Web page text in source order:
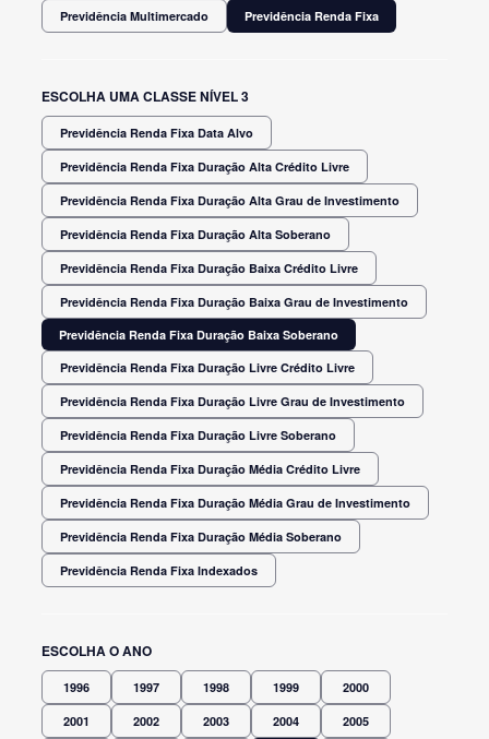
Previdência Multimercado Previdência Renda Fixa
ESCOLHA UMA CLASSE NÍVEL 3
Previdência Renda Fixa Data Alvo
Previdência Renda Fixa Duração Alta Crédito Livre
Previdência Renda Fixa Duração Alta Grau de Investimento
Previdência Renda Fixa Duração Alta Soberano
Previdência Renda Fixa Duração Baixa Crédito Livre
Previdência Renda Fixa Duração Baixa Grau de Investimento
Previdência Renda Fixa Duração Baixa Soberano
Previdência Renda Fixa Duração Livre Crédito Livre
Previdência Renda Fixa Duração Livre Grau de Investimento
Previdência Renda Fixa Duração Livre Soberano
Previdência Renda Fixa Duração Média Crédito Livre
Previdência Renda Fixa Duração Média Grau de Investimento
Previdência Renda Fixa Duração Média Soberano
Previdência Renda Fixa Indexados
ESCOLHA O ANO
1996 1997 1998 1999 2000
2001 2002 2003 2004 2005